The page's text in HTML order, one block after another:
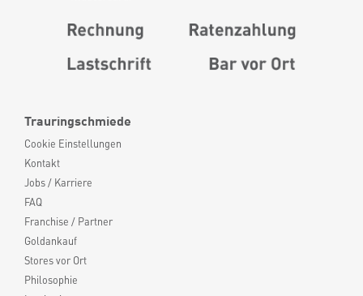
Trauringschmiede
Cookie Einstellungen
Kontakt
Jobs / Karriere
FAQ
Franchise / Partner
Goldankauf
Stores vor Ort
Philosophie